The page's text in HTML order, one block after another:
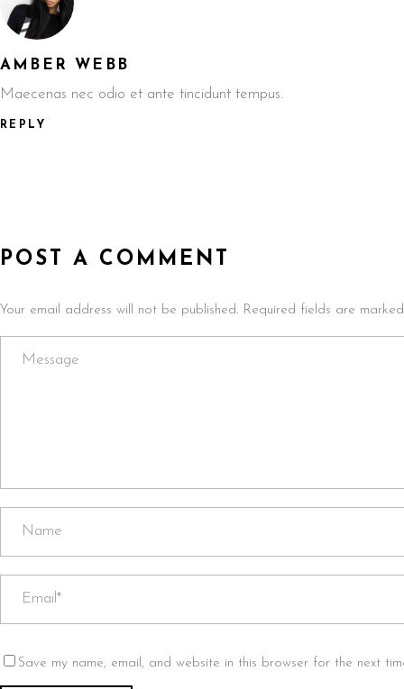
AMBER WEBB
Maecenas nec odio et ante tincidunt tempus.
REPLY
POST A COMMENT
Your email address will not be published. Required fields are
Save my name, email, and website in this browser for the next